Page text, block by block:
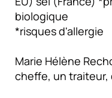
biologique
*risques d'allergie
Marie Hélène
cheffe, un traiteur,